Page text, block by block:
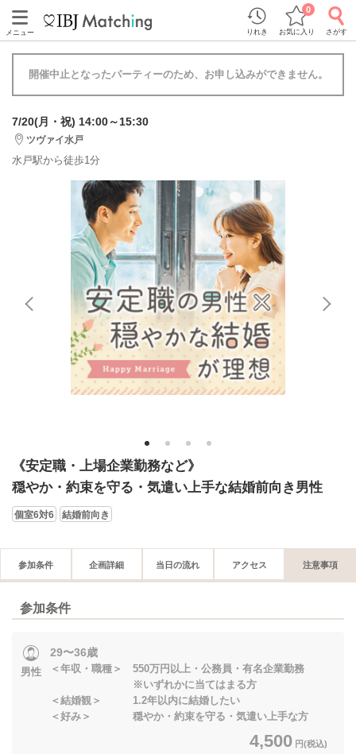
メニュー りれき お気に入り
0
さがす
開催中止となったパーティーのため、お申し込みができません。
7/20(月・祝) 14:00～15:30
ツヴァイ水戸
水戸駅から徒歩1分
1 2 3 4
《安定職・上場企業勤務など》
穏やか・約束を守る・気遣い上手な結婚前向き男性
個室6対6 結婚前向き
参加条件 企画詳細 当日の流れ アクセス 注意事項
参加条件
男性
29〜36歳
＜年収・職種＞ 550万円以上・公務員・有名企業勤務
※いずれかに当てはまる方
＜結婚観＞ 1.2年以内に結婚したい
＜好み＞ 穏やか・約束を守る・気遣い上手な方
4,500 円(税込)